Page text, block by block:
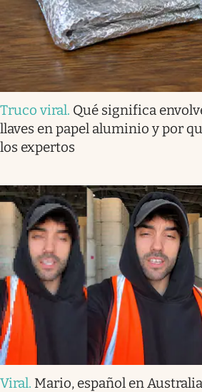
Truco viral. Qué significa
llaves en papel aluminio y por
los expertos
Viral. Mario, español en